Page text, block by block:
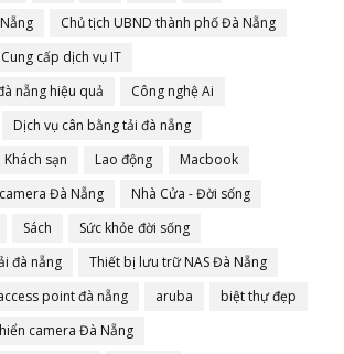
Chủ tịch UBND thành phố Đà Nẵng
Cung cấp dịch vụ IT
nẵng hiệu quả
Công nghệ Ai
Dịch vụ cân bằng tải đà nẵng
Khách sạn Lao động
Macbook
Đà Nẵng
Nhà Cửa - Đời sống
Sách
Sức khỏe đời sống
đà nẵng
Thiết bị lưu trữ NAS Đà Nẵng
point đà nẵng aruba
biệt thự đẹp
camera Đà Nẵng